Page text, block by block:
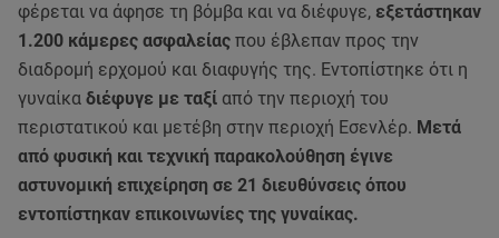
φέρεται να άφησε τη βόμβα και να διέφυγε, εξετάστηκαν
1.200 κάμερες ασφαλείας που έβλεπαν προς την
διαδρομή ερχομού και διαφυγής της. Εντοπίστηκε ότι η
γυναίκα διέφυγε με ταξί από την περιοχή του
περιστατικού και μετέβη στην περιοχή Εσενλέρ. Μετά
από φυσική και τεχνική παρακολούθηση έγινε
αστυνομική επιχείρηση σε 21 διευθύνσεις όπου
εντοπίστηκαν επικοινωνίες της γυναίκας.